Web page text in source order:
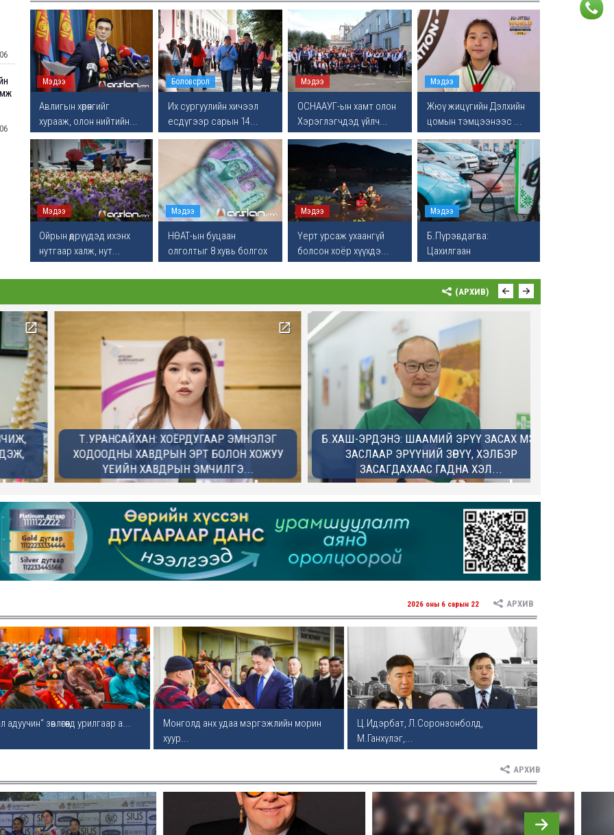
Мэдээ
Авлигын хөрөнгийг
хурааж, олон нийтийн...
Боловсрол
Их сургуулийн хичээл
есдүгээр сарын 14...
Мэдээ
ОСНААУГ-ын хамт олон
Хэрэглэгчдэд үйлч...
Мэдээ
Жюү жицүгийн Дэлхийн
цомын тэмцээнээс ...
Мэдээ
Ойрын өдрүүдэд ихэнх
нутгаар халж, нут...
Мэдээ
НӨАТ-ын буцаан
олголтыг 8 хувь болгох
...
Мэдээ
Үерт урсаж ухаангүй
болсон хоёр хүүхдэ...
Мэдээ
Б.Пүрэвдагва:
Цахилгаан
автомашиныг зо...
(АРХИВ)
Т.УРАНСАЙХАН: ХОЁРДУГААР ЭМНЭЛЭГ
ХОДООДНЫ ХАВДРЫН ЭРТ БОЛОН ХОЖУУ
ҮЕИЙН ХАВДРЫН ЭМЧИЛГЭ...
Б.ХАШ-ЭРДЭНЭ: ШААМИЙ ЭРҮҮ ЗАСАХ МЭС
ЗАСЛААР ЭРҮҮНИЙ ЗӨРҮҮ, ХЭЛБЭР
ЗАСАГДАХААС ГАДНА ХЭЛ...
АРХИВ
зөвлөгөөнд урилгаар а...
Монголд анх удаа мэргэжлийн морин
хуур...
Ц.Идэрбат, Л.Соронзонболд,
М.Ганхүлэг,...
2026 оны 6 сарын 22
АРХИВ